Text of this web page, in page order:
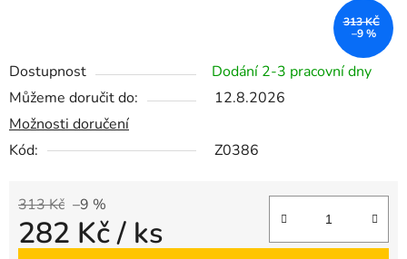
Dostupnost
Dodání 2-3 pracovní dny
Můžeme doručit do:
12.8.2026
Možnosti doručení
Kód:
Z0386
313 Kč –9 %
282 Kč/ ks
313 KČ
–9 %